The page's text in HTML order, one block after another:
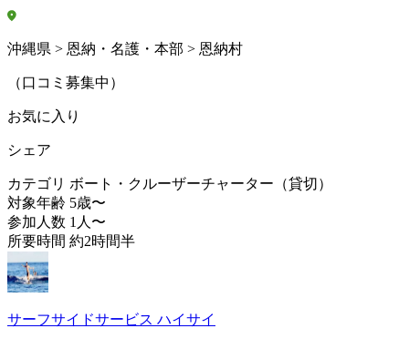
沖縄県 > 恩納・名護・本部 > 恩納村
（口コミ募集中）
お気に入り
シェア
カテゴリ ボート・クルーザーチャーター（貸切）
対象年齢 5歳〜
参加人数 1人〜
所要時間 約2時間半
サーフサイドサービス ハイサイ